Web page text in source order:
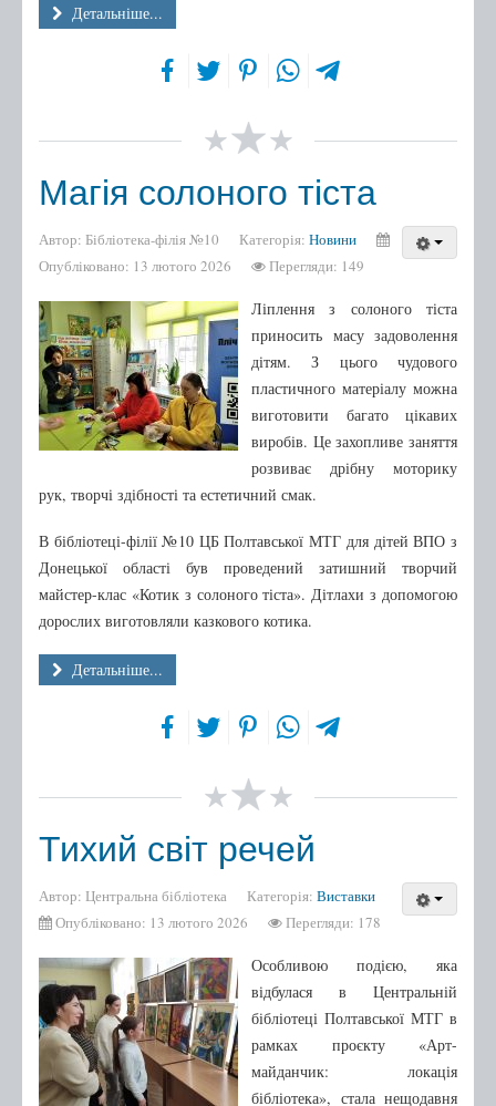
Детальніше...
Магія солоного тіста
Автор: Бібліотека-філія №10 Категорія: Новини
Опубліковано: 13 лютого 2026
Перегляди: 149
Ліплення з солоного тіста
приносить масу задоволення
дітям. З цього чудового
пластичного матеріалу можна
виготовити багато цікавих
виробів. Це захопливе заняття
розвиває дрібну моторику
рук, творчі здібності та естетичний смак.
В бібліотеці-філії №10 ЦБ Полтавської МТГ для дітей ВПО з
Донецької області був проведений затишний творчий
майстер-клас «Котик з солоного тіста». Дітлахи з допомогою
дорослих виготовляли казкового котика.
Детальніше...
Тихий світ речей
Автор: Центральна бібліотека Категорія: Виставки
Опубліковано: 13 лютого 2026
Перегляди: 178
Особливою подією, яка
відбулася в Центральній
бібліотеці Полтавської МТГ в
рамках проєкту «Арт-
майданчик: локація
бібліотека», стала нещодавня